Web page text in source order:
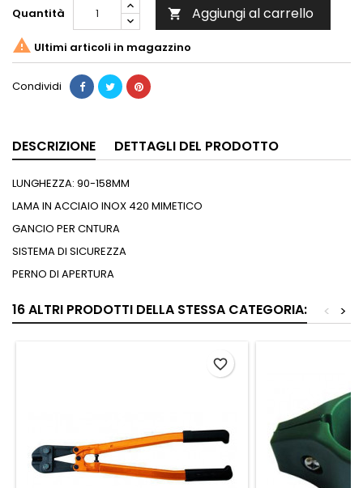
Quantità  Aggiungi al carrello
 Ultimi articoli in magazzino
Condividi
DESCRIZIONE DETTAGLI DEL PRODOTTO
LUNGHEZZA: 90-158MM
LAMA IN ACCIAIO INOX 420 MIMETICO
GANCIO PER CNTURA
SISTEMA DI SICUREZZA
PERNO DI APERTURA
16 ALTRI PRODOTTI DELLA STESSA CATEGORIA: >
<
favorite_border